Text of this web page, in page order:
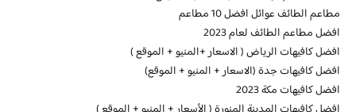
مطاعم الطائف عوائل افضل 10 مطاعم
افضل مطاعم الطائف لعام 2023
افضل كافيهات الرياض ( الاسعار +المنيو + الموقع )
افضل كافيهات جدة (الاسعار + المنيو + الموقع)
افضل كافيهات مكة 2023